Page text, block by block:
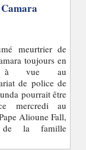
meurtrier de
toujours en
à vue au
de police de
pourrait être
mercredi au
Alioune Fall,
de la famille